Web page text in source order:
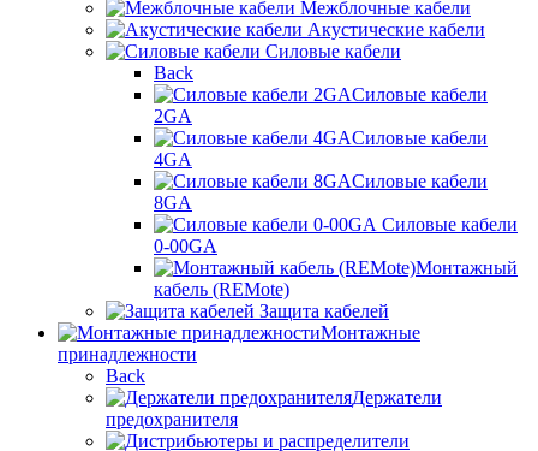
Межблочные кабели
Акустические кабели
Силовые кабели
Back
Силовые кабели
2GA
Силовые кабели
4GA
Силовые кабели
8GA
Силовые кабели
0-00GA
Монтажный
кабель (REMote)
Защита кабелей
Монтажные
принадлежности
Back
Держатели
предохранителя